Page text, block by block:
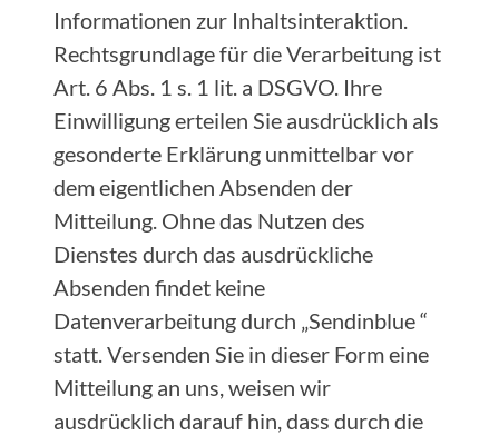
Informationen zur Inhaltsinteraktion.
Rechtsgrundlage für die Verarbeitung ist
Art. 6 Abs. 1 s. 1 lit. a DSGVO. Ihre
Einwilligung erteilen Sie ausdrücklich als
gesonderte Erklärung unmittelbar vor
dem eigentlichen Absenden der
Mitteilung. Ohne das Nutzen des
Dienstes durch das ausdrückliche
Absenden findet keine
Datenverarbeitung durch „Sendinblue “
statt. Versenden Sie in dieser Form eine
Mitteilung an uns, weisen wir
ausdrücklich darauf hin, dass durch die